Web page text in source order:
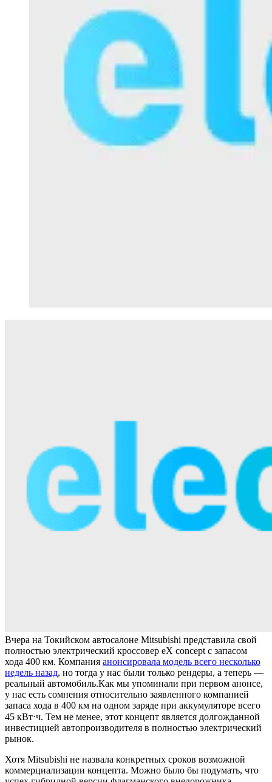
Вчера на Токийском автосалоне Mitsubishi представила свой
полностью электрический кроссовер eX concept с запасом
хода 400 км. Компания анонсировала модель всего несколько
недель назад, но тогда у нас были только рендеры, а теперь —
реальный автомобиль.Как мы упоминали при первом анонсе,
у нас есть сомнения относительно заявленного компанией
запаса хода в 400 км на одном заряде при аккумуляторе всего
45 кВт⋅ч. Тем не менее, этот концепт является долгожданной
инвестицией автопроизводителя в полностью электрический
рынок.
Хотя Mitsubishi не назвала конкретных сроков возможной
коммерциализации концепта. Можно было бы подумать, что